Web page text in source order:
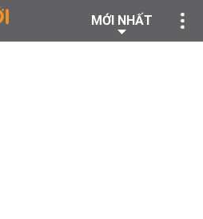
MỚI NHẤT